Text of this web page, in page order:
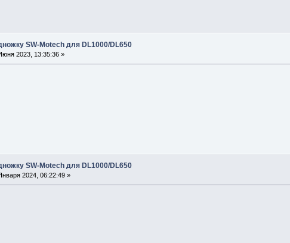
SW-Motech для DL1000/DL650
2023, 13:35:36 »
SW-Motech для DL1000/DL650
2024, 06:22:49 »